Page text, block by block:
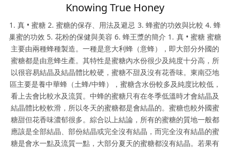
Knowing True Honey
1. 真 • 蜜糖 2. 蜜糖的保存、用法及避忌 3. 蜂蜜的功效與比較 4. 蜂
巢蜜的功效 5. 花粉的保健與美容 6. 蜂王漿的簡介 1. 真 • 蜜糖 蜜糖
主要由兩種蜂種製造。一種是意大利蜂（意蜂），即大部分外國的
蜜糖都是由意蜂生產。其特性是蜜糖內水份很少及純度十分高，所
以很容易結晶及結晶體比較硬，蜜糖不甜及沒有花香味。東南亞地
區主要是養中華蜂（土蜂/中蜂），蜜糖含水份較多及純度比較低，
看上去會比較水及流質。中蜂的蜜糖只有在冬季低溫時才會結晶及
結晶體比較軟滑，所以冬天的蜜糖都是會結晶的。蜜糖也較外國蜜
糖甜但花香味濃郁很多。綜合以上結論，所有的蜜糖的質地一般都
應該是全部結晶、部份結晶或完全沒有結晶，而完全沒有結晶的蜜
糖是會水一點及流質一點，大部分夏天的蜜糖都沒有結晶。若果有